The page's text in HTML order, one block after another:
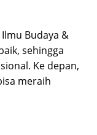
Budaya &
sehingga
Ke depan,
meraih